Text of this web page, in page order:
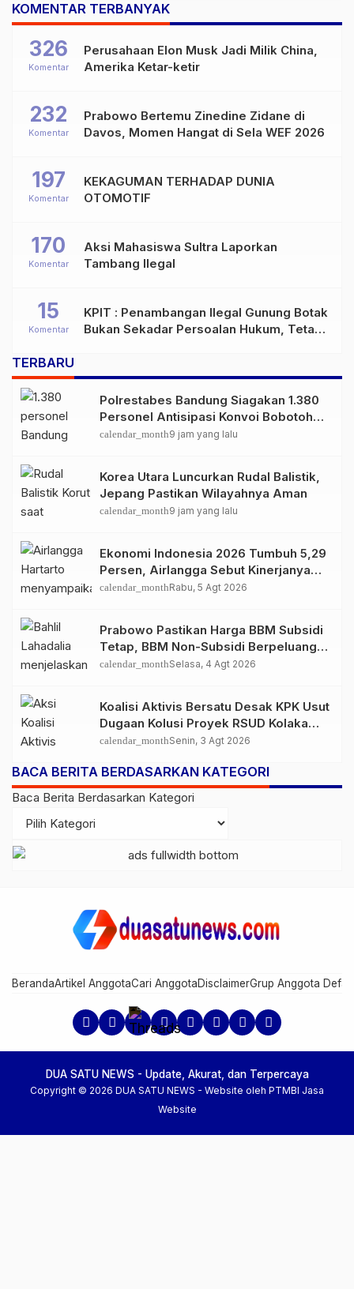
KOMENTAR TERBANYAK
Perusahaan Elon Musk Jadi Milik China,
Amerika Ketar-ketir
326
Komentar
Prabowo Bertemu Zinedine Zidane di
Davos, Momen Hangat di Sela WEF 2026
232
Komentar
KEKAGUMAN TERHADAP DUNIA
OTOMOTIF
197
Komentar
Aksi Mahasiswa Sultra Laporkan
Tambang Ilegal
170
Komentar
KPIT : Penambangan Ilegal Gunung Botak
Bukan Sekadar Persoalan Hukum, Tetapi
15
Komentar
TERBARU
Polrestabes Bandung Siagakan 1.380
Personel Antisipasi Konvoi Bobotoh
Usai Final Piala Presiden
calendar_month9 jam yang lalu
Korea Utara Luncurkan Rudal Balistik,
Jepang Pastikan Wilayahnya Aman
calendar_month9 jam yang lalu
Ekonomi Indonesia 2026 Tumbuh 5,29
Persen, Airlangga Sebut Kinerjanya
Lampaui Rata-Rata Global
calendar_monthRabu, 5 Agt 2026
Prabowo Pastikan Harga BBM Subsidi
Tetap, BBM Non-Subsidi Berpeluang
Turun
calendar_monthSelasa, 4 Agt 2026
Koalisi Aktivis Bersatu Desak KPK Usut
Dugaan Kolusi Proyek RSUD Kolaka
Timur, Sejumlah Pejabat dan PT
Diperiksa
calendar_monthSenin, 3 Agt 2026
BACA BERITA BERDASARKAN KATEGORI
Baca Berita Berdasarkan Kategori
BerandaArtikel AnggotaCari AnggotaDisclaimerGrup Anggota
DUA SATU NEWS - Update, Akurat, dan Terpercaya
Copyright © 2026 DUA SATU NEWS - Website oleh PTMBI Jasa
Website